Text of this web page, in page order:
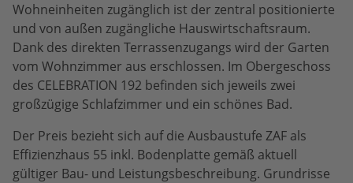
Wohneinheiten zugänglich ist der zentral positionierte
und von außen zugängliche Hauswirtschaftsraum.
Dank des direkten Terrassenzugangs wird der Garten
vom Wohnzimmer aus erschlossen. Im Obergeschoss
des CELEBRATION 192 befinden sich jeweils zwei
großzügige Schlafzimmer und ein schönes Bad.
Der Preis bezieht sich auf die Ausbaustufe ZAF als
Effizienzhaus 55 inkl. Bodenplatte gemäß aktuell
gültiger Bau- und Leistungsbeschreibung. Grundrisse